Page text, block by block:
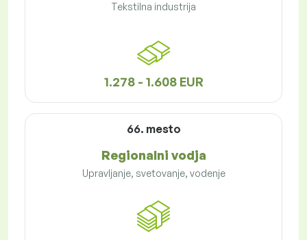
Tekstilna industrija
1.278 - 1.608 EUR
66. mesto
Regionalni vodja
Upravljanje, svetovanje, vodenje